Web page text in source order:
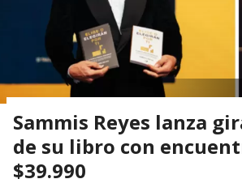
Sammis Reyes lanza
de su libro con
$39.990